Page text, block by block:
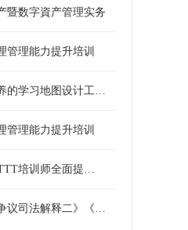
暨数字資产管理实务
管理能力提升培训
·人才培养的学习地图设计工作…
管理能力提升培训
培训师全面提…
·《劳动争议司法解释二》《超…